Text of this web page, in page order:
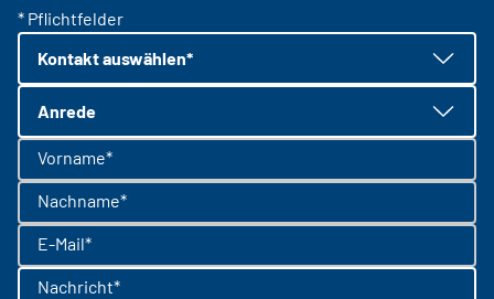
* Pflichtfelder
Kontakt auswählen*
Anrede
Vorname*
Nachname*
E-Mail*
Nachricht*